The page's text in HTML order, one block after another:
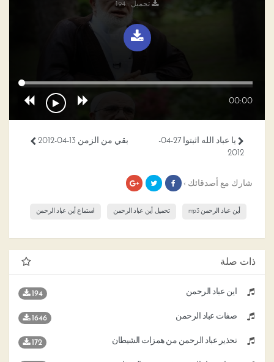
تحميل : 194
00:00
بقي من الزمن 13-04-2012
يا عباد الله اثبتوا 27-04-
2012
شارك مع أصدقائك ›
أين عباد الرحمن mp3 تحميل أين عباد الرحمن استماع أين عباد الرحمن
ذات صلة
أين عباد الرحمن 194
صفات عباد الرحمن 1646
تحذير عباد الرحمن من همزات الشيطان 172